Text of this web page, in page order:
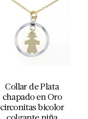
Collar de Plata
chapado en Oro
circonitas bicolor